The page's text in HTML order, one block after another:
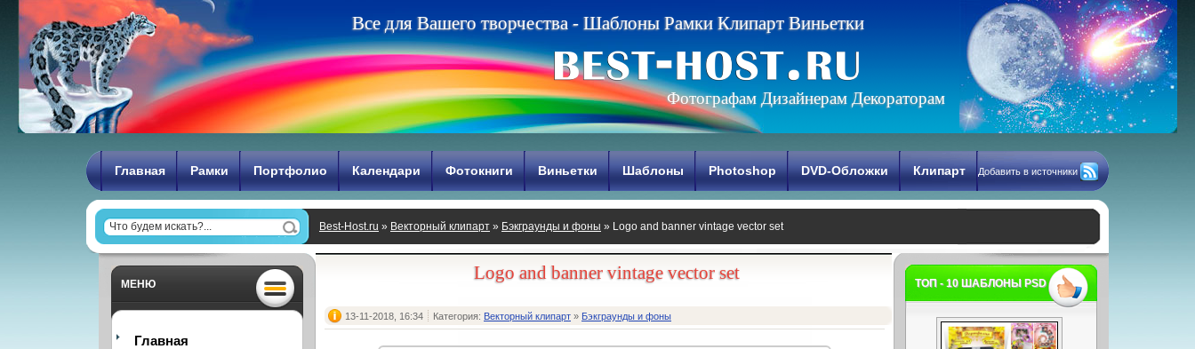
Все для Вашего творчества - Шаблоны Рамки Клипарт Виньетки
Фотографам Дизайнерам Декораторам
Главная Рамки Портфолио Календари Фотокниги Виньетки Шаблоны Photoshop DVD-Обложки Клипарт Добавить в источники
Best-Host.ru » Векторный клипарт » Бэкграунды и фоны » Logo and banner vintage vector set
МЕНЮ
Главная
Logo and banner vintage vector set
13-11-2018, 16:34 Категория: Векторный клипарт » Бэкграунды и фоны
ТОП - 10 ШАБЛОНЫ PSD